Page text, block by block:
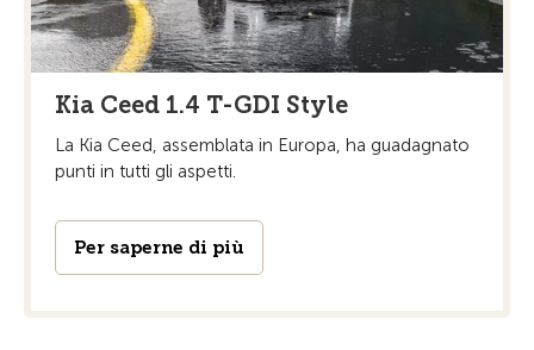
Kia Ceed 1.4 T-GDI Style
La Kia Ceed, assemblata in Europa, ha guadagnato
punti in tutti gli aspetti.
Per saperne di più